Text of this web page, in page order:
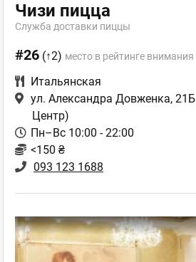
Чизи пицца
Служба доставки пиццы
#26 (↑2) место в рейтинге внимания
Итальянская
ул. Александра Довженка, 21Б
Центр)
Пн–Вс 10:00 - 22:00
<150 ₴
093 123 1688